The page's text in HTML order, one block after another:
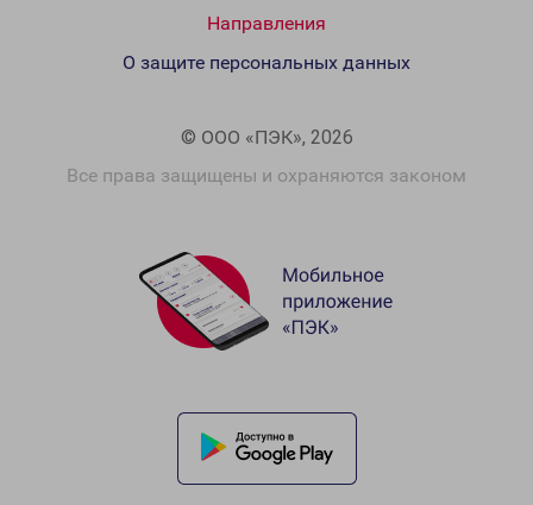
Направления
© ООО «ПЭК», 2026
Все права защищены и охраняются законом
О защите персональных данных